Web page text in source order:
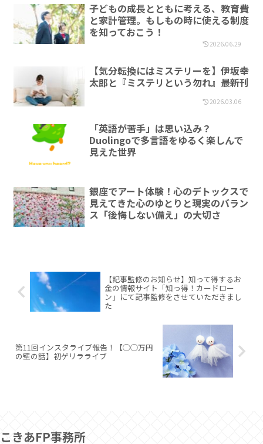
子どもの成長とともに考える、教育費
と家計管理。もしもの時に使える制度
を知っておこう！
2026.06.29
【気分転換にはミステリーを】伊坂幸
太郎と『ミステリという勿れ』最新刊
2026.03.06
「英語が苦手」は思い込み？
Duolingoで多言語をゆるく楽しんで
見えた世界
銀座でアート体験！心のデトックスで
見えてきた心のゆとりと現実のバラン
ス「後悔しない備え」の大切さ
【記事監修のお知らせ】知って得するお
金の情報サイト「知っ得！カードロー
ン」にて記事監修をさせていただきまし
た
第11回インスタライブ報告！【◯◯万円
の壁の話】初ゲリラライブ
こきあFP事務所